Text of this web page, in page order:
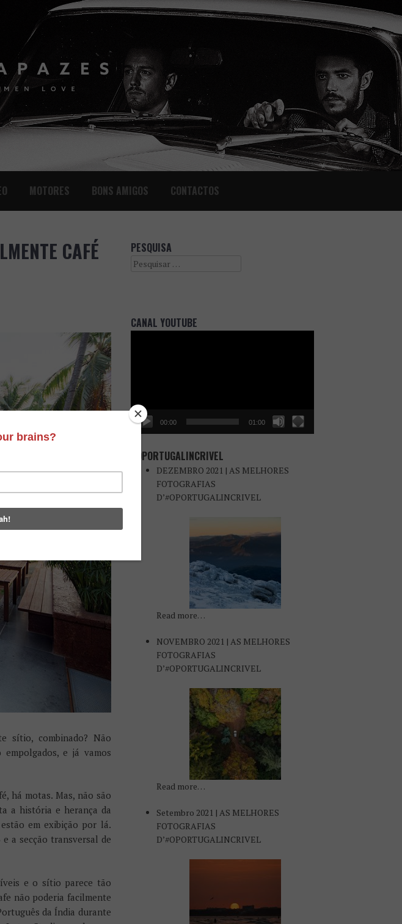
MOTORES BONS AMIGOS CONTACTOS
CAFÉ
sítio, combinado? Não
empolgados, e já vamos
há motas. Mas, não são
a história e herança da
em exibição por lá.
a secção transversal de
e o sítio parece tão
não poderia facilmente
da Índia durante
PESQUISA
Search
CANAL YOUTUBE
00:00 01:00
#OPORTUGALINCRIVEL
DEZEMBRO 2021 | AS MELHORES
FOTOGRAFIAS
D’#OPORTUGALINCRIVEL
Read more…
NOVEMBRO 2021 | AS MELHORES
FOTOGRAFIAS
D’#OPORTUGALINCRIVEL
Read more…
Setembro 2021 | AS MELHORES
FOTOGRAFIAS
D’#OPORTUGALINCRIVEL